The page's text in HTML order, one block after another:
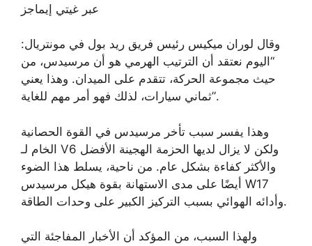
عبر غيتي إيماجز
وقال لوران ميكيس رئيس فريق ريد بول في مونتريال:
“اليوم نعتقد أن الترتيب الهرمي هو أن مرسيدس، من
حيث مجموعة الحركة، تتقدم على الميدان. وهذا يعني
ثماني سيارات، لذلك فهو أمر مهم للغاية”.
وهذا يفسر سبب تأخر مرسيدس في القوة الحصانية
الخام لـ V6 ولكن لا يزال لديها الحزمة الهجينة الأفضل
والأكثر كفاءة بشكل عام. من ناحية، يسلط هذا الضوء
أيضًا على مدى الاستهانة بقوة هيكل مرسيدس W17
وأدائه الهوائي بسبب التركيز الكبير على وحدات الطاقة.
ولهذا السبب، من المؤكد أن الأخبار المفاجئة التي